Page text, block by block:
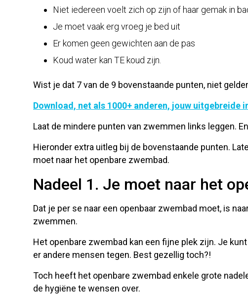
Niet iedereen voelt zich op zijn of haar gemak in
Je moet vaak erg vroeg je bed uit
Er komen geen gewichten aan de pas
Koud water kan TE koud zijn.
Wist je dat 7 van de 9 bovenstaande punten, niet
Download, net als 1000+ anderen, jouw uitgebreide
Laat de mindere punten van zwemmen links leggen.
Hieronder extra uitleg bij de bovenstaande punten.
moet naar het openbare zwembad.
Nadeel 1. Je moet naar het
Dat je per se naar een openbaar zwembad moet, is
zwemmen.
Het openbare zwembad kan een fijne plek zijn. Je
er andere mensen tegen. Best gezellig toch?!
Toch heeft het openbare zwembad enkele grote
de hygiëne te wensen over.